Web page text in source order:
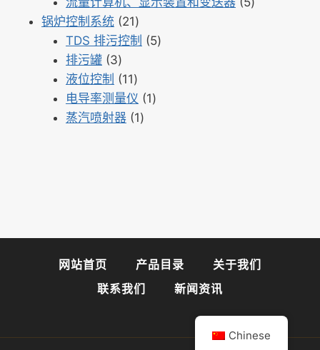
品
产
品
锅炉控制系统 2121
个
品
TDS 排污控制 55
排污罐 33
个
产
品
液位控制 1111
个
产
电导率测量仪 11
蒸汽喷射器 11
网站首页 产品目录
关于我们
联系我们
新闻资讯
Chinese